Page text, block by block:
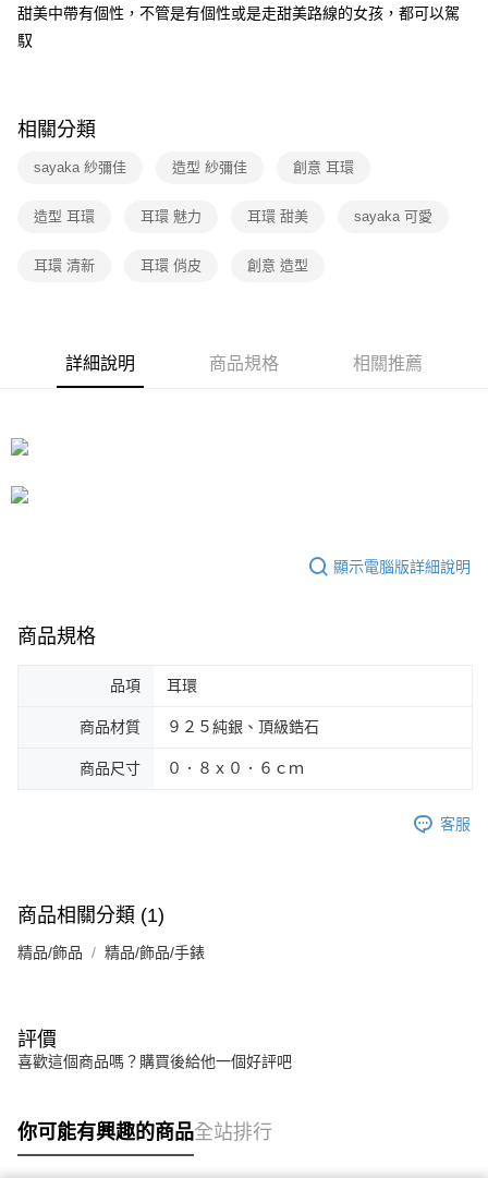
甜美中帶有個性，不管是有個性或是走甜美路線的女孩，都可以駕
馭
相關分類
sayaka 紗彌佳 造型 紗彌佳 創意 耳環
造型 耳環 耳環 魅力 耳環 甜美 sayaka 可愛
耳環 清新 耳環 俏皮 創意 造型
詳細說明 商品規格 相關推薦
顯示電腦版詳細說明
商品規格
品項 耳環
商品材質 ９２５純銀、頂級鋯石
商品尺寸 ０．８ｘ０．６ｃｍ
客服
商品相關分類 (1)
精品/飾品 精品/飾品/手錶
評價
喜歡這個商品嗎？購買後給他一個好評吧
你可能有興趣的商品全站排行